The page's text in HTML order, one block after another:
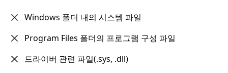
Windows 폴더 내의 시스템 파일
Program Files 폴더의 프로그램 구성 파일
드라이버 관련 파일(.sys, .dll)